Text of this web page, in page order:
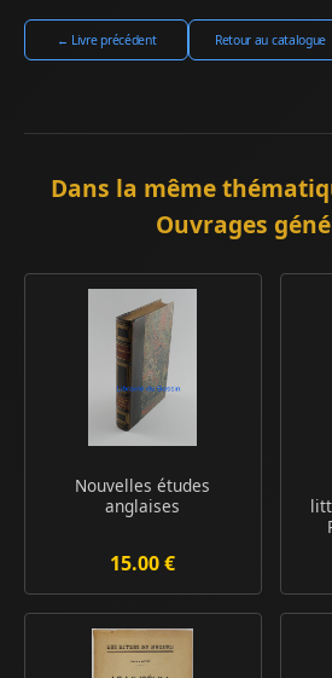
← Livre précédent Retour au catalogue
Dans la même
Ouvrages
Nouvelles études
anglaises
15.00 €